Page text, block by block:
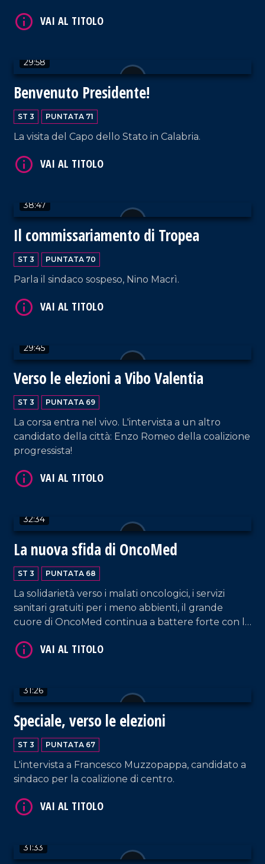
29:58
Benvenuto Presidente!
ST 3 PUNTATA 71
La visita del Capo dello Stato in Calabria.
38:47
Il commissariamento di Tropea
ST 3 PUNTATA 70
Parla il sindaco sospeso, Nino Macrì.
29:45
Verso le elezioni a Vibo Valentia
ST 3 PUNTATA 69
La corsa entra nel vivo. L'intervista a un altro
candidato della città: Enzo Romeo della coalizione
progressista!
32:34
La nuova sfida di OncoMed
ST 3 PUNTATA 68
La solidarietà verso i malati oncologici, i servizi
sanitari gratuiti per i meno abbienti, il grande
cuore di OncoMed continua a battere forte con la
31:26
Speciale, verso le elezioni
ST 3 PUNTATA 67
L'intervista a Francesco Muzzopappa, candidato a
sindaco per la coalizione di centro.
31:33
VAI AL TITOLO
VAI AL TITOLO
VAI AL TITOLO
VAI AL TITOLO